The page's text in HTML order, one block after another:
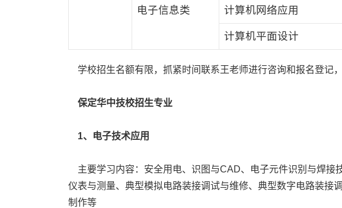
电子信息类 计算机网络应用
计算机平面设计
学校招生名额有限，抓紧时间联系王老师进行咨询和报名登记，
保定华中技校招生专业
1、电子技术应用
主要学习内容：安全用电、识图与CAD、电子元件识别与焊接
仪表与测量、典型模拟电路装接调试与维修、典型数字电路装接
制作等